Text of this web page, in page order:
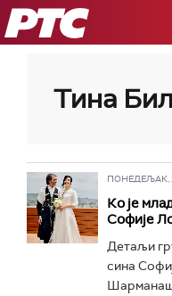
РТС
Тина
ПОНЕДЕЉАК,
Ко је
Софије
Детаљи
сина